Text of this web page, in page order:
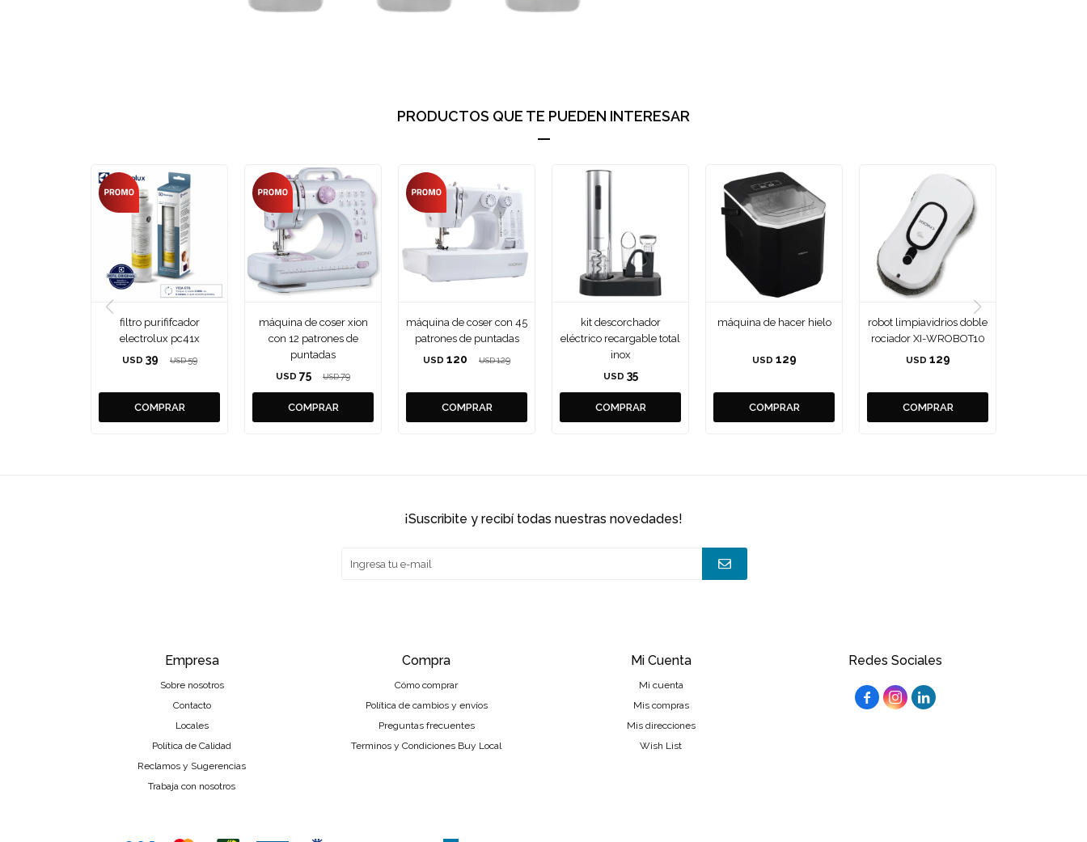
PRODUCTOS QUE TE PUEDEN INTERESAR
filtro purififcador
electrolux pc41x
USD 39 USD 59
máquina de coser xion
con 12 patrones de
puntadas
USD 75 USD 79
máquina de coser con 45
patrones de puntadas
USD 120 USD 129
kit descorchador
eléctrico recargable total
inox
USD 35
máquina de hacer hielo
USD 129
robot limpiavidrios doble
rociador XI-WROBOT10
USD 129
Redes Sociales
  
Empresa
Sobre nosotros
Contacto
Locales
Política de Calidad
Reclamos y Sugerencias
Trabaja con nosotros
Compra
Cómo comprar
Política de cambios y envíos
Preguntas frecuentes
Terminos y Condiciones Buy Local
Mi Cuenta
Mi cuenta
Mis compras
Mis direcciones
Wish List
¡suscribite y recibí todas nuestras novedades!